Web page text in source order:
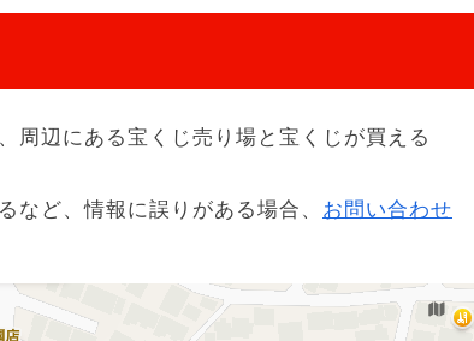
周辺にある宝くじ売り場と宝くじが買える
など、情報に誤りがある場合、 お問い合わせ